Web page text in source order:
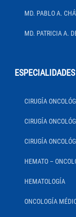
MD. PABLO A.
MD. PATRICIA A.
ESPECIALIDADES
CIRUGÍA
CIRUGÍA
CIRUGÍA
HEMATO –
HEMATOLOGÍA
ONCOLOGÍA